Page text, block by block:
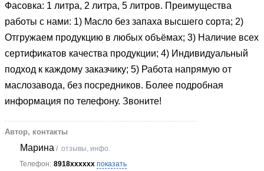
Фасовка: 1 литра, 2 литра, 5 литров. Преимущества
работы с нами: 1) Масло без запаха высшего сорта; 2)
Отгружаем продукцию в любых объёмах; 3) Наличие всех
сертификатов качества продукции; 4) Индивидуальный
подход к каждому заказчику; 5) Работа напрямую от
маслозавода, без посредников. Более подробная
информация по телефону. Звоните!
Автор, контакты
Марина / отзывы, инфо.
Телефон: 8918xxxxxx показать